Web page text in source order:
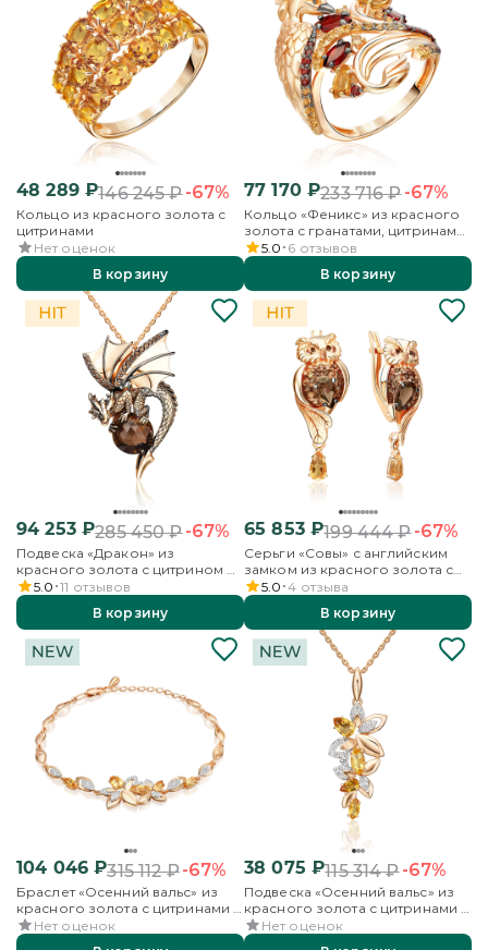
48 289₽146 245₽-67%
Кольцо из красного золота с
цитринами
Нет оценок
В корзину
77 170₽233 716₽-67%
Кольцо «Феникс» из красного
золота с гранатами, цитринами
и эмалью
5.0 6 отзывов
В корзину
94 253₽285 450₽-67%
Подвеска «Дракон» из
красного золота с цитрином и
кварцем дымчатым
5.0 11 отзывов
В корзину
65 853₽199 444₽-67%
Серьги «Совы» с английским
замком из красного золота с
кварцем дымчатым, цитринами
и эмалью
5.0 4 отзыва
В корзину
104 046 ₽315 112₽-67%
Браслет «Осенний вальс» из
красного золота с цитринами и
бесцветными топазами
Нет оценок
38 075 ₽115 314₽-67%
Подвеска «Осенний вальс» из
красного золота с цитринами и
бесцветными топазами
Нет оценок